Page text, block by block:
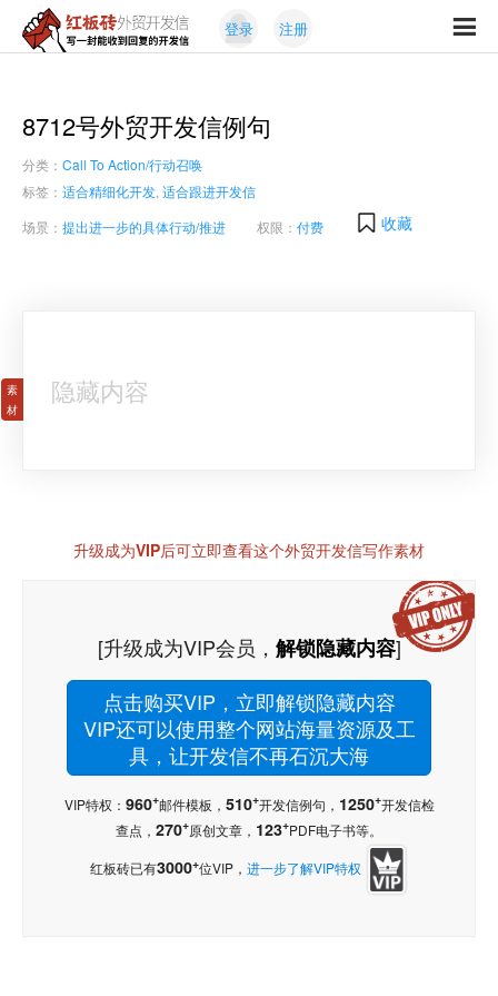
红
外
贸
开
发
信
封
能
收
到
回
登录 注册
8712号外贸开发信例句
分类： Call To Action/行动召唤
标签： 适合精细化开发 适合跟进开发信
场景： 提出进一步的具体行动/推进 权限： 付费 收藏
隐藏内容
升级成为VIP后可立即查看这个外贸开发信写作素材
[升级成为VIP会员， 解锁隐藏内容]
点击购买VIP，立即解锁隐藏内容
VIP还可以使用整个网站海量资源及工
具，让开发信不再石沉大海
VIP特权： 960+邮件模板， 510+开发信例句， 1250+开发信检
查点， 270+原创文章， 123+PDF电子书等。
红板砖已有3000+位VIP， 进一步了解VIP特权